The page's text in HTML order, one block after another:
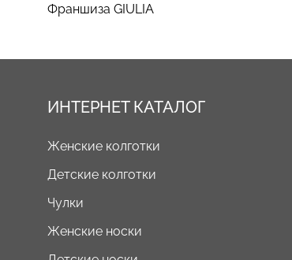
Франшиза GIULIA
ИНТЕРНЕТ КАТАЛОГ
Женские колготки
Детские колготки
Чулки
Женские носки